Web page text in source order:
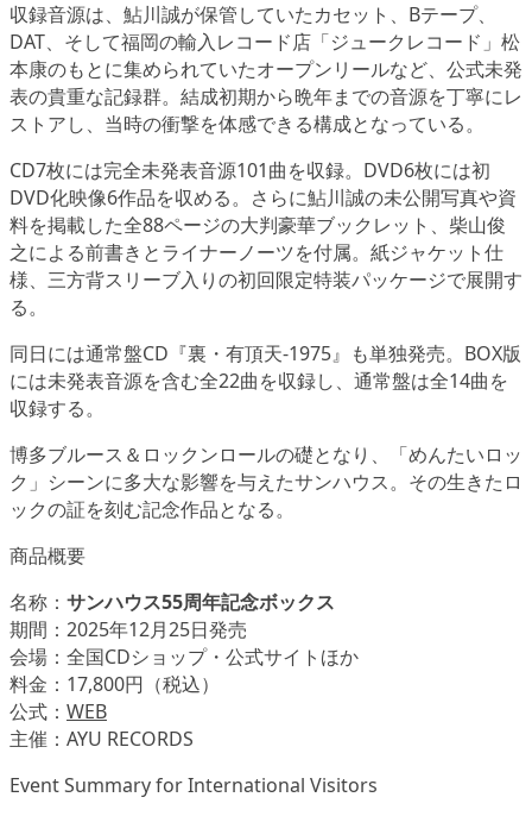
収録音源は、鮎川誠が保管していたカセット、Bテープ、
DAT、そして福岡の輸入レコード店「ジュークレコード」松
本康のもとに集められていたオープンリールなど、公式未発
表の貴重な記録群。結成初期から晩年までの音源を丁寧にレ
ストアし、当時の衝撃を体感できる構成となっている。
CD7枚には完全未発表音源101曲を収録。DVD6枚には初
DVD化映像6作品を収める。さらに鮎川誠の未公開写真や資
料を掲載した全88ページの大判豪華ブックレット、柴山俊
之による前書きとライナーノーツを付属。紙ジャケット仕
様、三方背スリーブ入りの初回限定特装パッケージで展開す
る。
同日には通常盤CD『裏・有頂天-1975』も単独発売。BOX版
には未発表音源を含む全22曲を収録し、通常盤は全14曲を
収録する。
博多ブルース＆ロックンロールの礎となり、「めんたいロッ
ク」シーンに多大な影響を与えたサンハウス。その生きたロ
ックの証を刻む記念作品となる。
商品概要
名称： サンハウス55周年記念ボックス
期間：2025年12月25日発売
会場：全国CDショップ・公式サイトほか
料金：17,800円（税込）
公式： WEB
主催：AYU RECORDS
Event Summary for International Visitors